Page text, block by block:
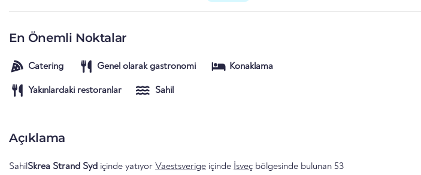
En Önemli Noktalar
Catering Genel olarak gastronomi Konaklama
Yakınlardaki restoranlar Sahil
Açıklama
Sahil Skrea Strand Syd içinde yatıyor Vaestsverige içinde İsveç bölgesinde bulunan 53